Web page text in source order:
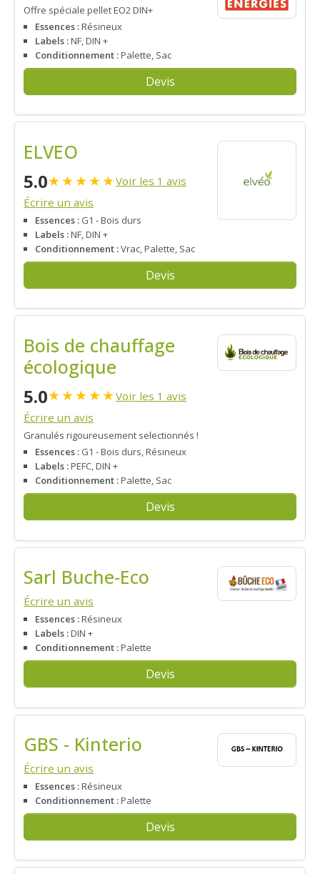
Offre spéciale pellet EO2 DIN+
Essences :Résineux
Labels :NF, DIN +
Conditionnement :Palette, Sac
Devis
ELVEO
5.0★★★★★Voir les 1 avis
Écrire un avis
Essences : G1 - Bois durs
Labels :NF, DIN +
Conditionnement :Vrac, Palette, Sac
Devis
Bois de chauffage
écologique
5.0★★★★★Voir les 1 avis
Écrire un avis
Granulés rigoureusement selectionnés !
Essences : G1 - Bois durs, Résineux
Labels :PEFC, DIN +
Conditionnement :Palette, Sac
Devis
Sarl Buche-Eco
Écrire un avis
Essences :Résineux
Labels :DIN +
Conditionnement :Palette
Devis
GBS - Kinterio
Écrire un avis
Essences :Résineux
Conditionnement :Palette
Devis